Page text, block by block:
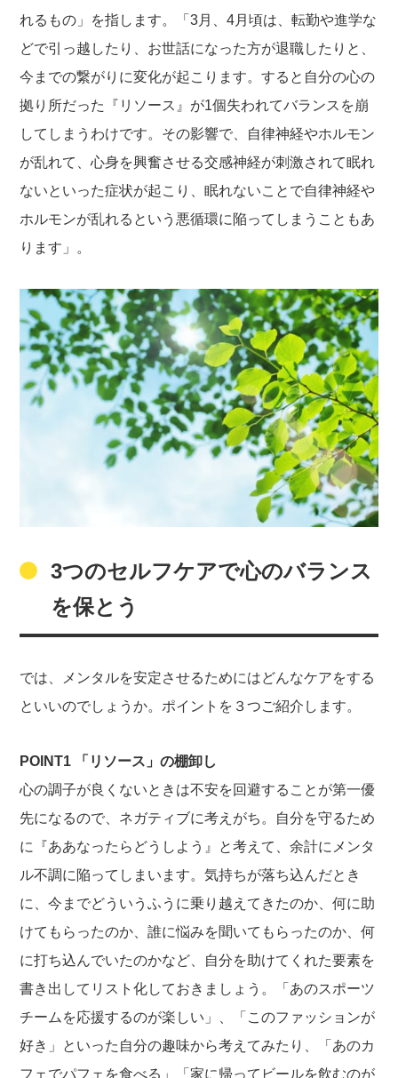
れるもの」を指します。「3月、4月頃は、転勤や進学な
どで引っ越したり、お世話になった方が退職したりと、
今までの繋がりに変化が起こります。すると自分の心の
拠り所だった『リソース』が1個失われてバランスを崩
してしまうわけです。その影響で、自律神経やホルモン
が乱れて、心身を興奮させる交感神経が刺激されて眠れ
ないといった症状が起こり、眠れないことで自律神経や
ホルモンが乱れるという悪循環に陥ってしまうこともあ
ります」。
3つのセルフケアで心のバランス
を保とう
では、メンタルを安定させるためにはどんなケアをする
といいのでしょうか。ポイントを３つご紹介します。
POINT1 「リソース」の棚卸し
心の調子が良くないときは不安を回避することが第一優
先になるので、ネガティブに考えがち。自分を守るため
に『ああなったらどうしよう』と考えて、余計にメンタ
ル不調に陥ってしまいます。気持ちが落ち込んだとき
に、今までどういうふうに乗り越えてきたのか、何に助
けてもらったのか、誰に悩みを聞いてもらったのか、何
に打ち込んでいたのかなど、自分を助けてくれた要素を
書き出してリスト化しておきましょう。「あのスポーツ
チームを応援するのが楽しい」、「このファッションが
好き」といった自分の趣味から考えてみたり、「あのカ
フェでパフェを食べる」「家に帰ってビールを飲むのが